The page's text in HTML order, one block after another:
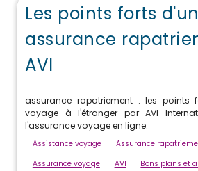
Les points forts
assurance
AVI
assurance rapatriement : les points
voyage à l'étranger par AVI
l'assurance voyage en ligne.
Assistance voyage
Assurance
Assurance voyage
AVI Bons plans et